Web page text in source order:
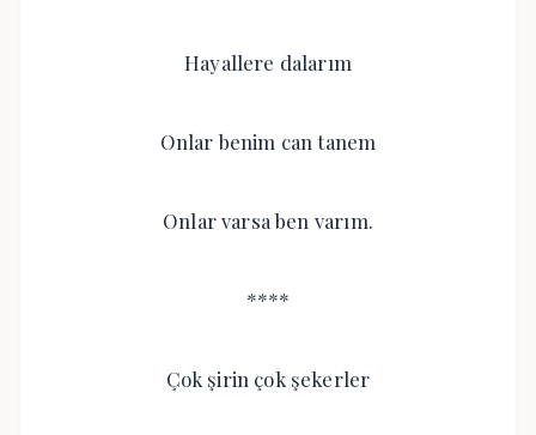
Hayallere dalarım
Onlar benim can tanem
Onlar varsa ben varım.
****
Çok şirin çok şekerler